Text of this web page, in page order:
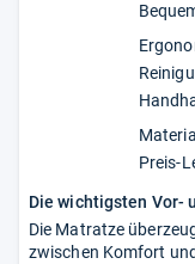
Material
Preis-
Die wichtigsten Vor-
Die Matratze
zwischen Komfort